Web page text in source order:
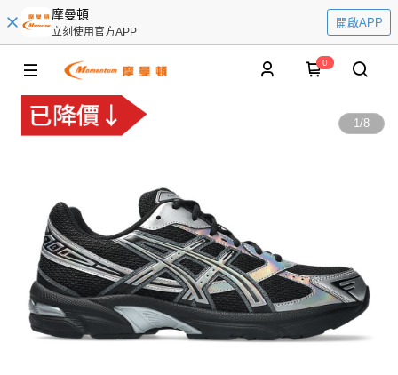
摩曼頓
立刻使用官方APP
開啟APP
0
1/8